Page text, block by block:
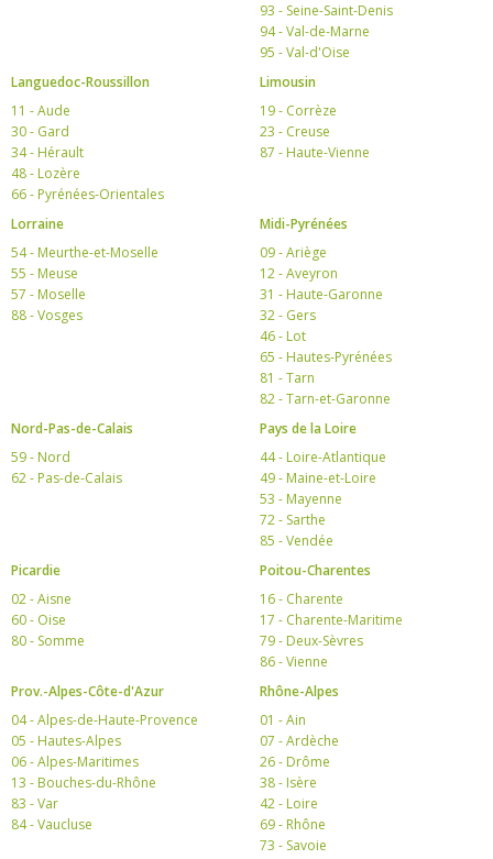
93 - Seine-Saint-Denis
94 - Val-de-Marne
95 - Val-d'Oise
Languedoc-Roussillon
11 - Aude
30 - Gard
34 - Hérault
48 - Lozère
66 - Pyrénées-Orientales
Limousin
19 - Corrèze
23 - Creuse
87 - Haute-Vienne
Lorraine
54 - Meurthe-et-Moselle
55 - Meuse
57 - Moselle
88 - Vosges
Midi-Pyrénées
09 - Ariège
12 - Aveyron
31 - Haute-Garonne
32 - Gers
46 - Lot
65 - Hautes-Pyrénées
81 - Tarn
82 - Tarn-et-Garonne
Nord-Pas-de-Calais
59 - Nord
62 - Pas-de-Calais
Pays de la Loire
44 - Loire-Atlantique
49 - Maine-et-Loire
53 - Mayenne
72 - Sarthe
85 - Vendée
Picardie
02 - Aisne
60 - Oise
80 - Somme
Poitou-Charentes
16 - Charente
17 - Charente-Maritime
79 - Deux-Sèvres
86 - Vienne
Prov.-Alpes-Côte-d'Azur
04 - Alpes-de-Haute-Provence
05 - Hautes-Alpes
06 - Alpes-Maritimes
13 - Bouches-du-Rhône
83 - Var
84 - Vaucluse
Rhône-Alpes
01 - Ain
07 - Ardèche
26 - Drôme
38 - Isère
42 - Loire
69 - Rhône
73 - Savoie